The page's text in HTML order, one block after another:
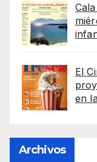
El
en
Archivos